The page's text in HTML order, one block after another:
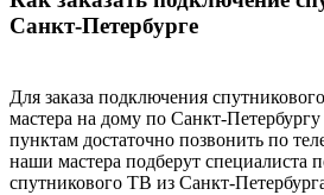
Санкт-Петербурге
Для заказа подключения
мастера на дому по Санкт-
пунктам достаточно позвонить по
наши мастера подберут специалиста
спутникового ТВ из Санкт-